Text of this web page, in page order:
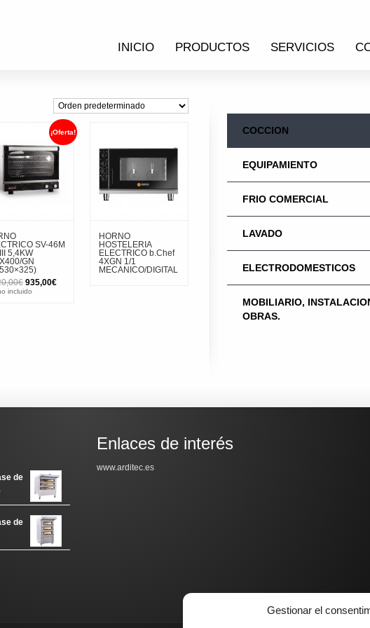
Gestionar el
INICIO PRODUCTOS SERVICIOS
¡Oferta!
SV-46M
5,4KW
GN
€ El
precio
935,00€El
incluido
HORNO
HOSTELERIA
ELECTRICO b.Chef
4XGN 1/1
MECANICO/DIGITAL
COCCION
EQUIPAMIENTO
FRIO COMERCIAL
LAVADO
ELECTRODOMESTICOS
MOBILIARIO,
OBRAS.
de
de
Enlaces de interés
www.arditec.es